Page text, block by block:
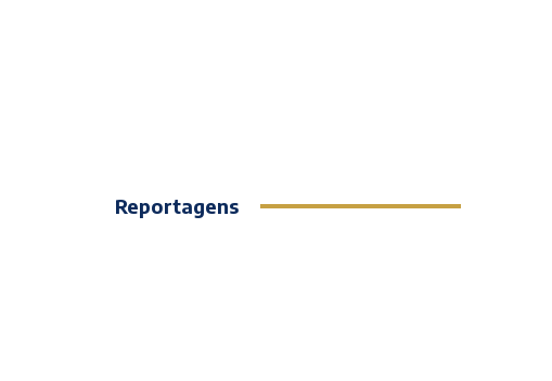
Reportagens